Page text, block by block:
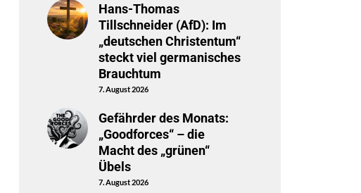
Hans-Thomas
Tillschneider (AfD): Im
„deutschen Christentum“
steckt viel germanisches
Brauchtum
7. August 2026
Gefährder des Monats:
„Goodforces“ – die
Macht des „grünen“
Übels
7. August 2026